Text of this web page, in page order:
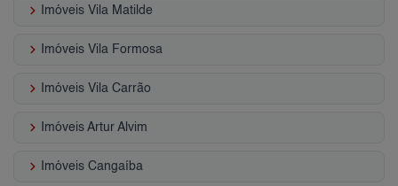
keyboard_arrow_right Imóveis Vila Matilde
keyboard_arrow_right Imóveis Vila Formosa
keyboard_arrow_right Imóveis Vila Carrão
keyboard_arrow_right Imóveis Artur Alvim
keyboard_arrow_right Imóveis Cangaíba